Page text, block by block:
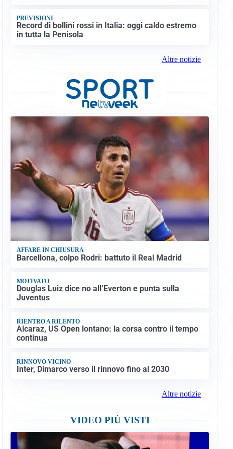
PREVISIONI
Record di bollini rossi in Italia: oggi caldo estremo
in tutta la Penisola
Altre notizie
AFFARE IN CHIUSURA
Barcellona, colpo Rodri: battuto il Real Madrid
MOTIVATO
Douglas Luiz dice no all’Everton e punta sulla
Juventus
RIENTRO A RILENTO
Alcaraz, US Open lontano: la corsa contro il tempo
continua
RINNOVO VICINO
Inter, Dimarco verso il rinnovo fino al 2030
Altre notizie
VIDEO PIÙ VISTI